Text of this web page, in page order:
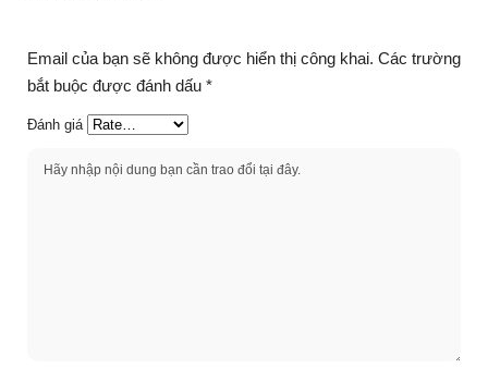
Email của bạn sẽ không được hiển thị công khai. Các trường
bắt buộc được đánh dấu *
Đánh giá